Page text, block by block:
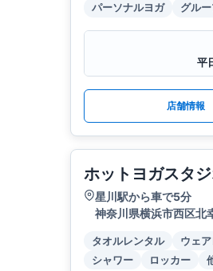
パーソナルヨガ
グル
平
店舗情報
ホットヨガスタ
星川駅から車で5分
神奈川県横浜市西区北
タオルレンタル ウェ
シャワー
ロッカー